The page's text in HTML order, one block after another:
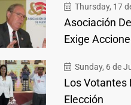
Thursday, 17
Asociación
Exige
Sunday, 6 de
Los Votantes
Elección